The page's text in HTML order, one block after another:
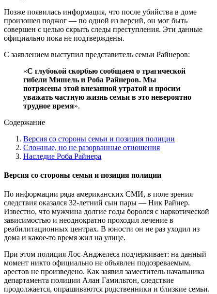
Позже появилась информация, что после убийства в доме
произошел поджог — по одной из версий, он мог быть
совершен с целью скрыть следы преступления. Эти данные
официально пока не подтверждены.
С заявлением выступил представитель семьи Райнеров:
«С глубокой скорбью сообщаем о трагической
гибели Мишель и Роба Райнеров. Мы
потрясены этой внезапной утратой и просим
уважать частную жизнь семьи в это невероятно
трудное время».
Содержание
Версия со стороны семьи и позиция полиции
Сложные, но не разорванные отношения
Наследие Роба Райнера
Версия со стороны семьи и позиция полиции
По информации ряда американских СМИ, в поле зрения
следствия оказался 32-летний сын пары — Ник Райнер.
Известно, что мужчина долгие годы боролся с наркотической
зависимостью и неоднократно проходил лечение в
реабилитационных центрах. В юности он не раз уходил из
дома и какое-то время жил на улице.
При этом полиция Лос-Анджелеса подчеркивает: на данный
момент никто официально не объявлен подозреваемым,
арестов не произведено. Как заявил заместитель начальника
департамента полиции Алан Гамильтон, следствие
продолжается, опрашиваются родственники и близкие семьи.